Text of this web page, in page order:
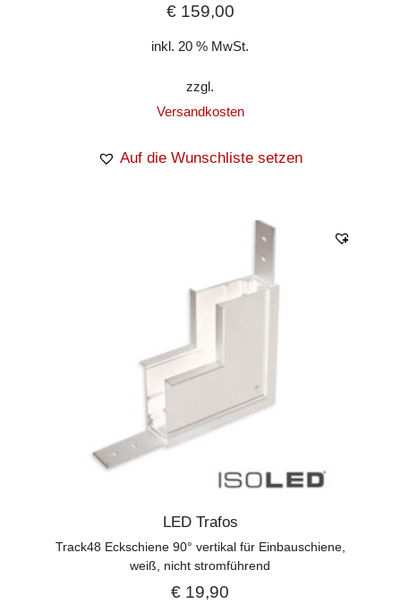
€159,00
inkl. 20 % MwSt.
zzgl.
Versandkosten
Auf die Wunschliste setzen
LED Trafos
Track48 Eckschiene 90° vertikal für Einbauschiene,
weiß, nicht stromführend
€ 19,90